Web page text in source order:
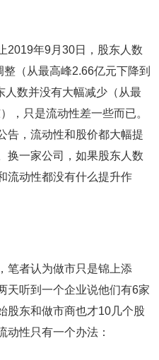
2019年9月30日，股东人数
（从最高峰2.66亿元下降到
人数并没有大幅减少（从最
，只是流动性差一些而已。
告，流动性和股价都大幅提
换一家公司，如果股东人数
流动性都没有什么提升作
笔者认为做市只是锦上添
天听到一个企业说他们有6家
股东和做市商也才10几个股
动性只有一个办法：